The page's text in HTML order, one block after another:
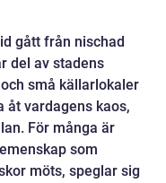
gått från nischad
del av stadens
små källarlokaler
åt vardagens kaos,
För många är
som
möts, speglar sig